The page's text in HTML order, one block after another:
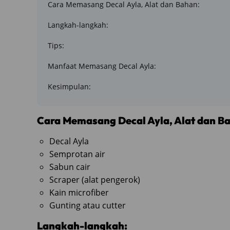
Cara Memasang Decal Ayla, Alat dan Bahan:
Langkah-langkah:
Tips:
Manfaat Memasang Decal Ayla:
Kesimpulan:
Cara Memasang Decal Ayla, Alat dan
Decal Ayla
Semprotan air
Sabun cair
Scraper (alat pengerok)
Kain microfiber
Gunting atau cutter
Langkah-langkah: